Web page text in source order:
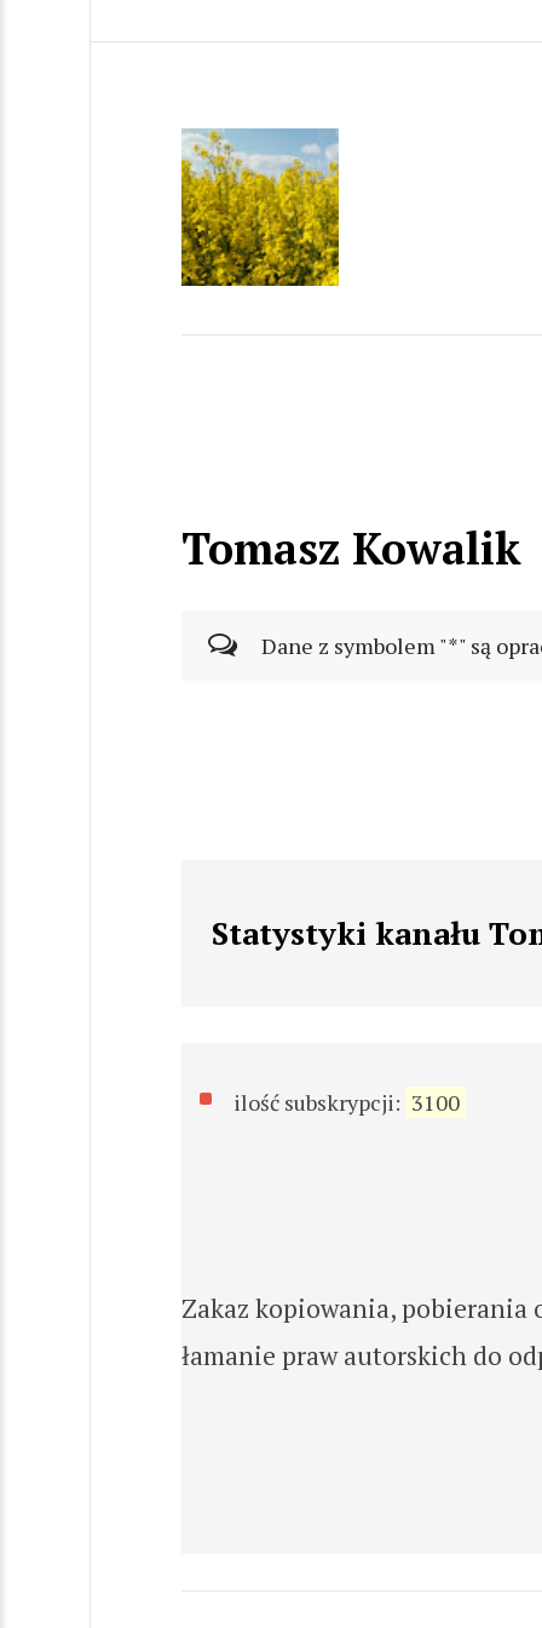
Tomasz Kowalik
Dane z symbolem "*" są
Statystyki kanału
ilość subskrypcji: 3100
Zakaz kopiowania, pobierania
łamanie praw autorskich do